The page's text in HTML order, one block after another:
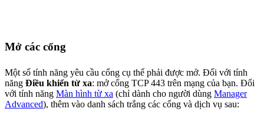
Mở các cổng
Một số tính năng yêu cầu cổng cụ thể phải được mở. Đối với tính
năng Điều khiển từ xa: mở cổng TCP 443 trên mạng của bạn. Đối
với tính năng Màn hình từ xa (chỉ dành cho người dùng Manager
Advanced), thêm vào danh sách trắng các cổng và dịch vụ sau: